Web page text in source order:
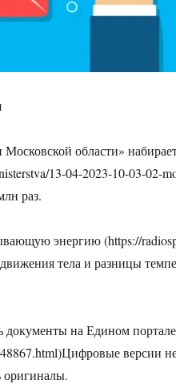
области»
13-04-2023-10-03-02-
раз.
энергию (https://
тела и разницы
на Едином портале
версии
оригиналы.